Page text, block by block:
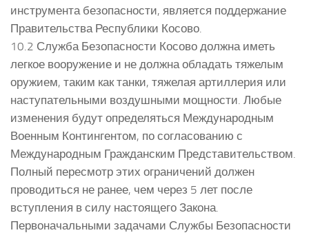
инструмента безопасности, является поддержание
Правительства Республики Косово.
10.2 Служба Безопасности Косово должна иметь
легкое вооружение и не должна обладать тяжелым
оружием, таким как танки, тяжелая артиллерия или
наступательными воздушными мощности. Любые
изменения будут определяться Международным
Военным Контингентом, по согласованию с
Международным Гражданским Представительством.
Полный пересмотр этих ограничений должен
проводиться не ранее, чем через 5 лет после
вступления в силу настоящего Закона.
Первоначальными задачами Службы Безопасности